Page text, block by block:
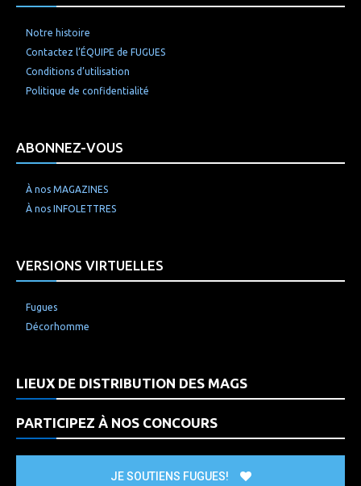
Notre histoire
Contactez l’ÉQUIPE de FUGUES
Conditions d’utilisation
Politique de confidentialité
ABONNEZ-VOUS
À nos MAGAZINES
À nos INFOLETTRES
VERSIONS VIRTUELLES
Fugues
Décorhomme
LIEUX DE DISTRIBUTION DES MAGS
PARTICIPEZ À NOS CONCOURS
JE SOUTIENS FUGUES!